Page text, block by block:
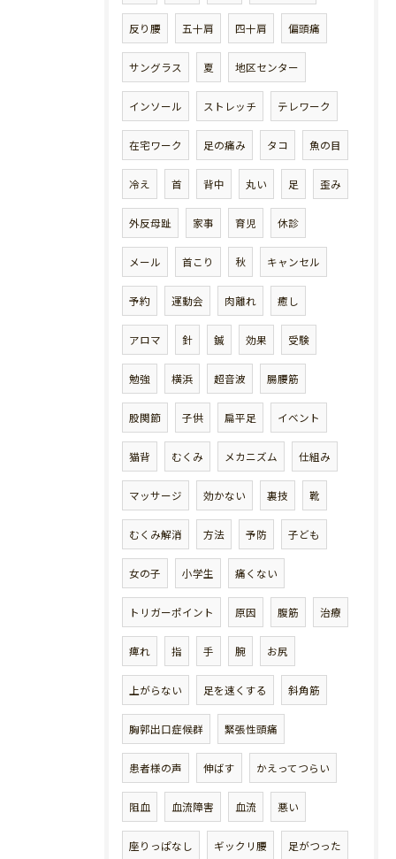
反り腰 五十肩 四十肩 偏頭痛
サングラス 夏 地区センター
インソール ストレッチ テレワーク
在宅ワーク 足の痛み タコ 魚の目
冷え 首 背中 丸い 足 歪み
外反母趾 家事 育児 休診
メール 首こり 秋 キャンセル
予約 運動会 肉離れ 癒し
アロマ 針 鍼 効果 受験
勉強 横浜 超音波 腸腰筋
股関節 子供 扁平足 イベント
猫背 むくみ メカニズム 仕組み
マッサージ 効かない 裏技 靴
むくみ解消 方法 予防 子ども
女の子 小学生 痛くない
トリガーポイント 原因 腹筋 治療
痺れ 指 手 腕 お尻
上がらない 足を速くする 斜角筋
胸郭出口症候群 緊張性頭痛
患者様の声 伸ばす かえってつらい
阻血 血流障害 血流 悪い
座りっぱなし ギックリ腰 足がつった